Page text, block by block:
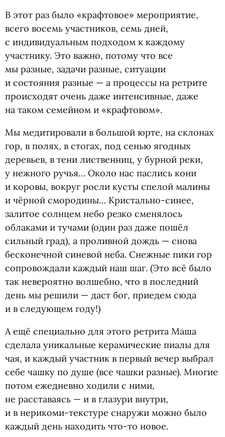
В этот раз было «крафтовое» мероприятие,
всего восемь участников, семь дней,
с индивидуальным подходом к каждому
участнику. Это важно, потому что все
мы разные, задачи разные, ситуации
и состояния разные — а процессы на ретрите
происходят очень даже интенсивные, даже
на таком семейном и «крафтовом».
Мы медитировали в большой юрте, на склонах
гор, в полях, в стогах, под сенью ягодных
деревьев, в тени лиственниц, у бурной реки,
у нежного ручья… Около нас паслись кони
и коровы, вокруг росли кусты спелой малины
и чёрной смородины… Кристально-синее,
залитое солнцем небо резко сменялось
облаками и тучами (один раз даже пошёл
сильный град), а проливной дождь — снова
бесконечной синевой неба. Снежные пики гор
сопровождали каждый наш шаг. (Это всё было
так невероятно волшебно, что в последний
день мы решили — даст бог, приедем сюда
и в следующем году!)
А ещё специально для этого ретрита Маша
сделала уникальные керамические пиалы для
чая, и каждый участник в первый вечер выбрал
себе чашку по душе (все чашки разные). Многие
потом ежедневно ходили с ними,
не расставаясь — и в глазури внутри,
и в нерикоми-текстуре снаружи можно было
каждый день находить что-то новое.